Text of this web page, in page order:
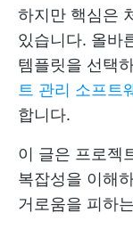
하지만 핵심은
있습니다. 올바
템플릿을 선택
트 관리 소프트
합니다.
이 글은 프로젝
복잡성을 이해
거로움을 피하